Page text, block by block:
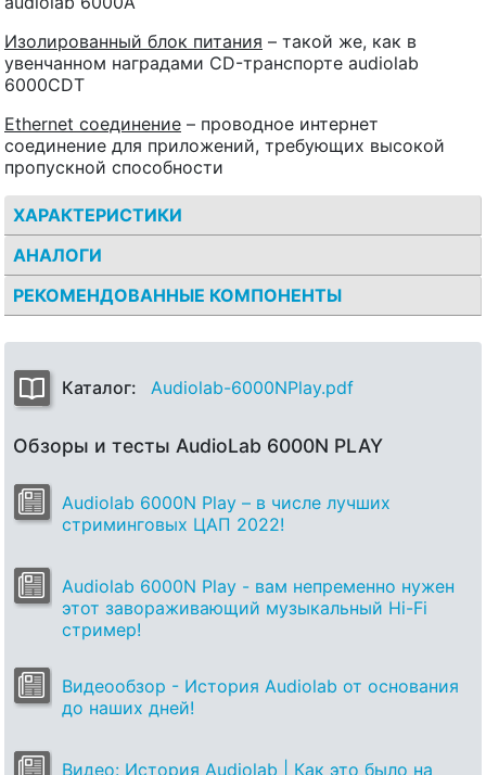
Изолированный блок питания – такой же, как в
увенчанном наградами CD-транспорте audiolab
6000CDT
Ethernet соединение – проводное интернет
соединение для приложений, требующих высокой
пропускной способности
ХАРАКТЕРИСТИКИ
АНАЛОГИ
РЕКОМЕНДОВАННЫЕ КОМПОНЕНТЫ
Каталог: Audiolab-6000NPlay.pdf
Обзоры и тесты AudioLab 6000N PLAY
Audiolab 6000N Play – в числе лучших
стриминговых ЦАП 2022!
Audiolab 6000N Play - вам непременно нужен
этот завораживающий музыкальный Hi-Fi
стример!
Видеообзор - История Audiolab от основания
до наших дней!
Видео: История Audiolab | Как это было на